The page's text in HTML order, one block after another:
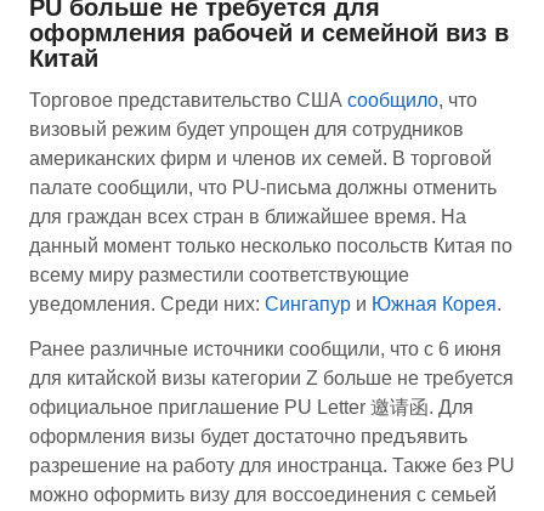
PU больше не требуется для
оформления рабочей и семейной виз в
Китай
Торговое представительство США сообщило, что
визовый режим будет упрощен для сотрудников
американских фирм и членов их семей. В торговой
палате сообщили, что PU-письма должны отменить
для граждан всех стран в ближайшее время. На
данный момент только несколько посольств Китая по
всему миру разместили соответствующие
уведомления. Среди них: Сингапур и Южная Корея.
Ранее различные источники сообщили, что с 6 июня
для китайской визы категории Z больше не требуется
официальное приглашение PU Letter 邀请函. Для
оформления визы будет достаточно предъявить
разрешение на работу для иностранца. Также без PU
можно оформить визу для воссоединения с семьей